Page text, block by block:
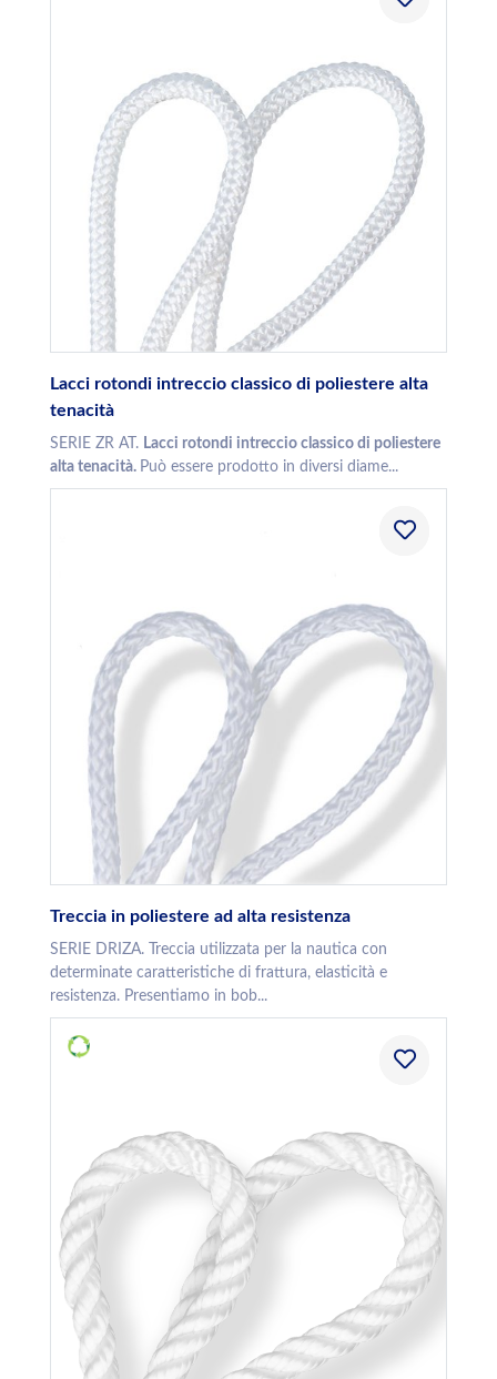
Lacci rotondi intreccio classico di poliestere alta
tenacità
SERIE ZR AT. Lacci rotondi intreccio classico di poliestere
alta tenacità. Può essere prodotto in diversi diame...
Treccia in poliestere ad alta resistenza
SERIE DRIZA. Treccia utilizzata per la nautica con
determinate caratteristiche di frattura, elasticità e
resistenza. Presentiamo in bob...